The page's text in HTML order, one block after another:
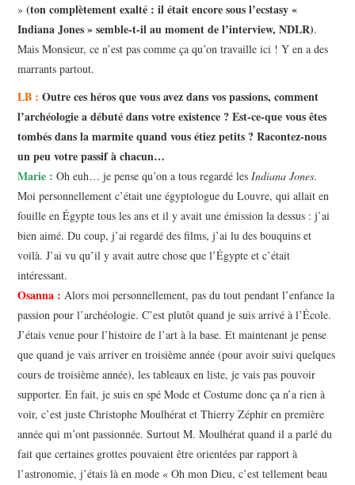
»(ton complètement exalté : il était encore sous l’ecstasy «
Indiana Jones » semble-t-il au moment de l’interview, NDLR).
Mais Monsieur, ce n’est pas comme ça qu’on travaille ici ! Y en a des
marrants partout.
LB : Outre ces héros que vous avez dans vos passions, comment
l’archéologie a débuté dans votre existence ? Est-ce-que vous êtes
tombés dans la marmite quand vous étiez petits ? Racontez-nous
un peu votre passif à chacun…
Marie : Oh euh… je pense qu’on a tous regardé lesIndiana Jones.
Moi personnellement c’était une égyptologue du Louvre, qui allait en
fouille en Égypte tous les ans et il y avait une émission la dessus : j’ai
bien aimé. Du coup, j’ai regardé des films, j’ai lu des bouquins et
voilà. J’ai vu qu’il y avait autre chose que l’Égypte et c’était
intéressant.
Osanna : Alors moi personnellement, pas du tout pendant l’enfance la
passion pour l’archéologie. C’est plutôt quand je suis arrivé à l’École.
J’étais venue pour l’histoire de l’art à la base. Et maintenant je pense
que quand je vais arriver en troisième année (pour avoir suivi quelques
cours de troisième année), les tableaux en liste, je vais pas pouvoir
supporter. En fait, je suis en spé Mode et Costume donc ça n’a rien à
voir, c’est juste Christophe Moulhérat et Thierry Zéphir en première
année qui m’ont passionnée. Surtout M. Moulhérat quand il a parlé du
fait que certaines grottes pouvaient être orientées par rapport à
l’astronomie, j’étais là en mode « Oh mon Dieu, c’est tellement beau